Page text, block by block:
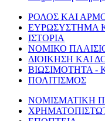
ΡΟΛΟΣ ΚΑΙ
ΕΥΡΩΣΥΣΤΗΜΑ
ΙΣΤΟΡΙΑ
ΝΟΜΙΚΟ
ΔΙΟΙΚΗΣΗ ΚΑΙ
ΒΙΩΣΙΜΟΤΗΤΑ -
ΠΟΛΙΤΙΣΜΟΣ
ΝΟΜΙΣΜΑΤΙΚΗ